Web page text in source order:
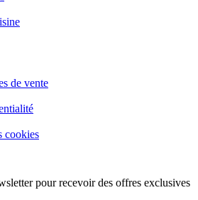
de vente
cookies
pour recevoir des offres exclusives